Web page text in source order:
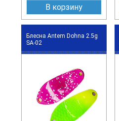
В корзину
Блесна Antem Dohna 2.5g
SA-02